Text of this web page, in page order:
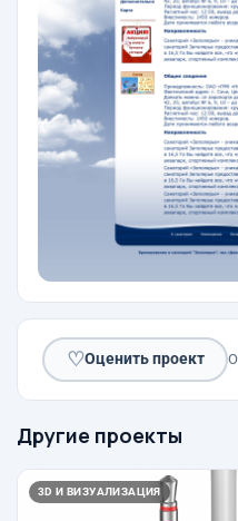
♡Оценить проект
Другие проекты
3D И ВИЗУАЛИЗАЦИЯ